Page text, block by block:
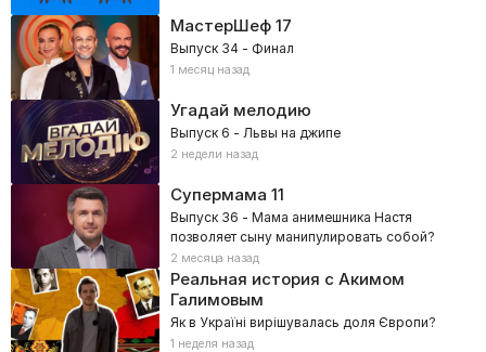
МастерШеф17
Выпуск 34 - Финал
1 месяц назад
Угадай мелодию
Выпуск 6 - Львы на джипе
2 недели назад
Супермама 11
Выпуск 36 - Мама анимешника Настя
позволяет сыну манипулировать собой?
2 месяца назад
Реальная история с Акимом
Галимовым
Як в Україні вирішувалась доля Європи?
1 неделя назад